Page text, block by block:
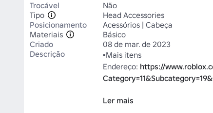
Trocável
Não
Tipo
Head Accessories
Posicionamento
Acessórios | Cabeça
Materiais
Básico
Criado
08 de mar. de 2023
Descrição
▪Mais itens
Endereço: https://
▪Outra cor
Ler mais